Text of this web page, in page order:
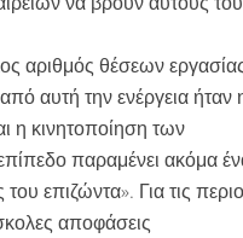
αριθμός θέσεων
αυτή την ενέργεια ήταν
η κινητοποίηση των
παραμένει ακόμα
επιζώντα». Για τις
αποφάσεις